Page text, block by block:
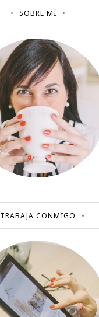
SOBRE MÍ
TRABAJA CONMIGO